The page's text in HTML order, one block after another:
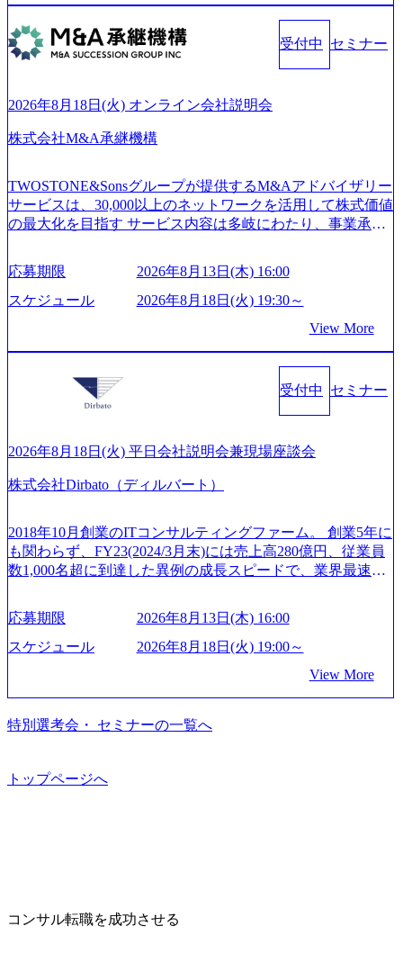
ンプレクス社は、FinTech領域に強みを持つITコンサルティ
ング会社で、NRI、NTTDATAと同じく世界のFinTech Ranki
ngsTop 100企業にも選出されている。ITコンサルティング、
特長 ビジネスへの深い理解を持つコンサルタントが集うXs
pearと、最先端テクノロジーに深い知見を持つシンプレクス
社またはグループ会社との協力体制を築いている Xspear社
sion-production.appspot.com/public/images/20240925204111_caa9
4e4b-6aae-45a6-a0ce-b98154c816a2_1153x543.webp メンバー情
報 (https://www.xspear.co.jp/member/)一部抜粋 - 伊勢山 昇吾氏:
業界で新規事業戦略、成長戦略、PMI推進、業務改革等の幅
広いプロジェクトに従事 - 鈴木健仁氏：新卒でベイカレン
トに入社し最年少ディレクターを経てXspearに参画 - 梶田
案、人事組織テーマに強みを持ち、メディア・エンタメ業
界においてはDX戦略立案、NFT等の新規事業立案を得意と
する。 - 藏満 一馬氏：アクセンチュア出身。金融業界を中
心に、DX戦略策定、新規事業立案、組織変革、規制対応等
の幅広いプロジェクトを主導する。 - 天野 善仁氏：19卒Pw
ページ (https://www.xspear.co.jp/career/interviews/) 戦略だけの
から”のコンサルの在り方 (https://www.businessinsider.jp/articl
を取得 (https://www.agara.co.jp/article/382811) シンプレクスと
Xspear Consultingが、東京都港区の行政手続き100%デジタル
化を支援 (https://www.afpbb.com/articles/-/3520247) 【未経験
流工程、先端技術を学べる環境 【コンサルファーム経験
者】 ・専門領域に軸足を置きながら、他領域にもチャレン
ジできる環境 ・タイトルアップでのオファー ・現職ファー
ムより高いオファー年収 ・実力主義でプロモーションでき
る（ダブルスキップもあり） ・週に1度のアサインｍｔｇで
こまめに社員のキャリアについて検討してもらえる。結
果、なりたいキャリアを反映できるｐｊにアサインしても
るため、エンジニアの視点からも協業しクライアントへ価
keto_kajita/)） 多様なメンバー、多様なプロジェクトによる
急伸長しており、それに伴い半導体製造装置の需要も伸長
中 https://storage.googleapis.com/our-vision-production.appspot.co
m/public/images/20260224131045_0fee4978-bb25-43a7-a367-542
6b95cd599_1200x543.webp https://storage.googleapis.com/our-visi
cb8-329e-4a45-a8f5-73d9728b2cd7_1200x486.webp https://storag
e.googleapis.com/our-vision-production.appspot.com/public/image
s/20260224131100_d8b3379f-6e64-4566-aea4-924f21977d35_120
0x460.webp https://storage.googleapis.com/our-vision-production.a
810e-138e27965ee8_1200x386.webp グローバル人財育成を目
的とした「語学研修」、効果的なプレゼンのポイントを掴
み実践に強くなるための「プレゼン研修」、自社キャリア
アドバイザーによる自身のキャリア構築をめざす「キャリ
スタイム制度を実施しており、月単位の決められた労働時
間の範囲内で、出社・退社の時刻を社員の自己裁量に委
ね、ワークライフバランスを図りながら効率的に働くこと
ができる 【休日】 土日祝休みの完全週休2日制 2025年度の
休暇は年間24日（4月1日入社の場合）で、入社日に付与さ
れます。 年次有給休暇の残日数は、翌年度に繰り越すこと
ができます。 慶弔休暇は、事由により取得可能日数は異な
ュ休暇は、規程で定める勤続年数ごとに、連続5日のリフレ
ッシュ休暇を取得できます。 【育児や子の看護、介護など
の制度】 育児休暇： 対象：小学校1年修了時の3月31日まで
日2時間15分まで、始業・終業時刻の繰り上げ・繰り下げが
可能 子の看護休暇： 子1人につき5日まで取得でき、1時間
単位で取得することも可能 家族看護休暇： 5日まで取得で
度など】 独身寮：富山事業所の近くに、白風寮と青風寮の2
つの寮があり、以下の入居基準を満たす方が入居可能で
す。 ＜入居基準＞ ・満33歳までの独身者 ・自宅から勤務地
までの通勤総時間が2時間を超えること 住宅手当： 本社の
なるため、入居基準を満たす女性には住宅手当を支給しま
による引っ越し費用は、会社が負担します。 2026年8月18日
※顔出しは不要です。ご質問頂く際のみ、顔出ししていた
受付中 セミナー
2026年8月18日(火) オンライン会社説明会
株式会社M&A承継機構
TWOSTONE&Sonsグループが提供するM&Aアドバイザリー
サービスは、30,000以上のネットワークを活用して株式価値
の最大化を目指す サービス内容は多岐にわたり、事業承継
リーなどが含まれており、幅広いニーズに対応 譲渡企業に
対しては完全成功報酬制を採用し、M&A以外の選択肢も尊
重する姿勢を持ち、将来の株価成長を取り込むスキームの
&A業界のリーディングカンパニーであり、領域にこだわら
ず幅広い案件に携わりながら自己成長とキャリアの挑戦が
可能 M&Aセンター出身者3名がメインメンバーであり、経
験豊富なアドバイザーと共に働くことで、M&Aや財務アド
バイザリーなどの専門知識を獲得し、キャリアを発展させ
となり、平均3000万～4000万の年収となる 内訳としては個
成活躍させるためのナレッジシェアおよび丁寧なOJTを欠か
19:30～ 所要時間 : 約1時間 2026年8月13日(木) 16:00 ＼応募
意思不問・業界未経験歓迎！／ M&A承継機構のビジョンや
業務内容、実際の働き方について詳しくお伝えするオンラ
イン説明会を開催いたします。 M&A業界に興味があり、ま
業界の情報を集めたい 働くイメージを具体的に知りたい M
&A業界にご興味がある方、転職を少しでもお考えの方はも
ちろん、情報収集をしたい方でも歓迎です。お気軽にご参
加ください。 当日は、質疑応答のお時間もご用意しており
ます。 是非、説明会にてお話できることを楽しみにしてお
ります。 説明会後にアンケート回答をお願いいたします。
オンライン(Google meets)
応募期限
2026年8月13日(木) 16:00
スケジュール
2026年8月18日(火) 19:30～
View More
受付中 セミナー
2026年8月18日(火) 平日会社説明会兼現場座談会
株式会社Dirbato（ディルバート）
2018年10月創業のITコンサルティングファーム。 創業5年に
も関わらず、FY23(2024/3月末)には売上高280億円、従業員
数1,000名超に到達した異例の成長スピードで、業界最速と
成⻑を遂げている。 現在コンサルティングファームでは外
資も含めて売上高TOP10にランクインしている。 主力事業
はITコンサルティング。幅広い業界の大企業を中心に、IT
支援している。 他方、インキュベーション事業を手掛けて
いるのも同社の特徴であり、 自社で新規事業開発も手掛け
つつ、複数社への出資～ハンズオン支援も行っている。 (参
ングファームや、Slerなどから優秀層が多数ジョイン。 http
ている。 <u>ワンプール制</u>を取っており、業界の枠に縛
応募期限
2026年8月13日(木) 16:00
スケジュール
2026年8月18日(火) 19:00～
View More
特別選考会・ セミナーの一覧へ
トップページへ
コンサル転職を成功させる